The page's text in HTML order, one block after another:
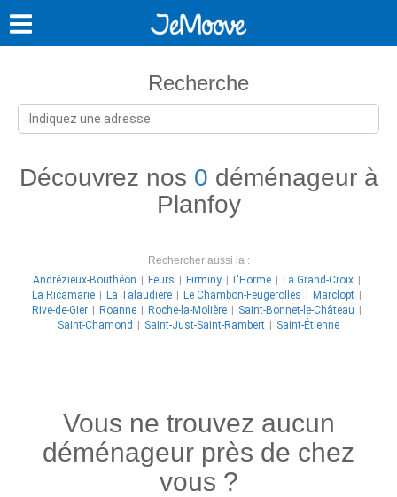
Recherche
Découvrez nos 0 déménageur à
Planfoy
Rechercher aussi la :
Andrézieux-Bouthéon
Feurs Firminy L'Horme
La Grand-Croix
La Ricamarie
La Talaudière Le Chambon-Feugerolles
Marclopt
Rive-de-Gier
Roanne Roche-la-Molière
Saint-Bonnet-le-Château
Saint-Chamond
Saint-Just-Saint-Rambert Saint-Étienne
Vous ne trouvez aucun
déménageur près de chez
vous ?